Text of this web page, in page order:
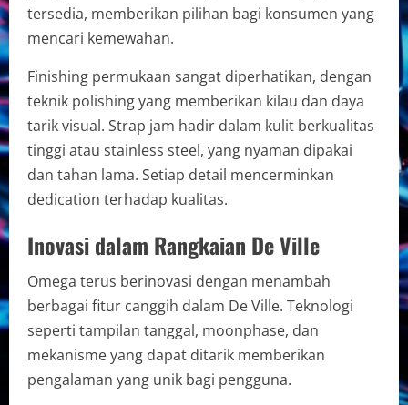
tersedia, memberikan pilihan bagi konsumen yang
mencari kemewahan.
Finishing permukaan sangat diperhatikan, dengan
teknik polishing yang memberikan kilau dan daya
tarik visual. Strap jam hadir dalam kulit berkualitas
tinggi atau stainless steel, yang nyaman dipakai
dan tahan lama. Setiap detail mencerminkan
dedication terhadap kualitas.
Inovasi dalam Rangkaian De Ville
Omega terus berinovasi dengan menambah
berbagai fitur canggih dalam De Ville. Teknologi
seperti tampilan tanggal, moonphase, dan
mekanisme yang dapat ditarik memberikan
pengalaman yang unik bagi pengguna.